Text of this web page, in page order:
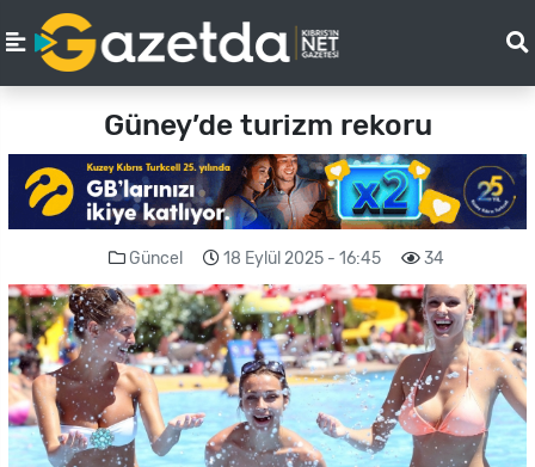
Güney’de turizm rekoru
Güncel 18 Eylül 2025 - 16:45 34